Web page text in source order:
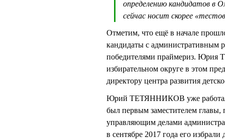
определению кандидатов в
сейчас носит скорее
Отметим, что ещё в начале
кандидаты с административным
победителями праймериз.
избирательном округе в этом
директору центра развития
Юрий ТЕТЯННИКОВ уже работал
был первым заместителем
управляющим делами
в сентябре 2017 года его